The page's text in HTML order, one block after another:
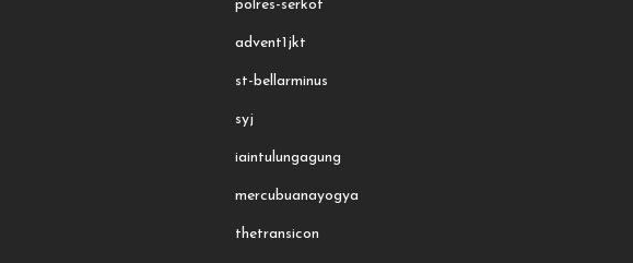
polres-serkot
advent1jkt
st-bellarminus
syj
iaintulungagung
mercubuanayogya
thetransicon